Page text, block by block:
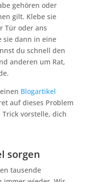
gehören oder
gilt. Klebe sie
Tür oder ans
sie dann in eine
du schnell den
anderen um Rat,
Blogartikel
auf dieses Problem
vorstelle, dich
sorgen
tausende